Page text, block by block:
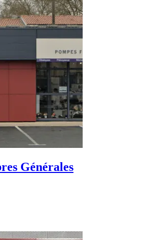
Générales